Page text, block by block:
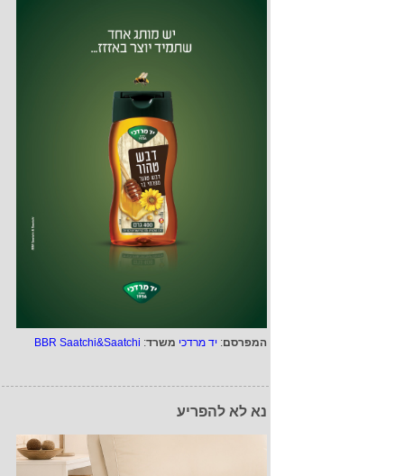
המפרסם: יד מרדכי משרד:
BBR Saatchi&Saatchi
נא לא להפריע